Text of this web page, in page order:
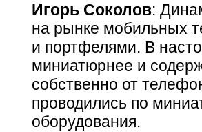
Игорь Соколов:
на рынке мобильных
и портфелями. В
миниатюрнее и
собственно от
проводились по
оборудования.